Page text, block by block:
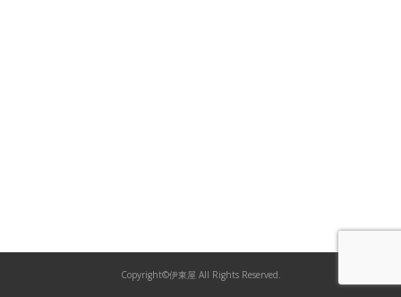
Copyright©伊東屋 All Rights Reserved.